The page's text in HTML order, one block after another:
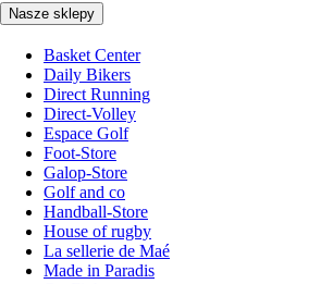
Nasze sklepy
Basket Center
Daily Bikers
Direct Running
Direct-Volley
Espace Golf
Foot-Store
Galop-Store
Golf and co
Handball-Store
House of rugby
La sellerie de Maé
Made in Paradis